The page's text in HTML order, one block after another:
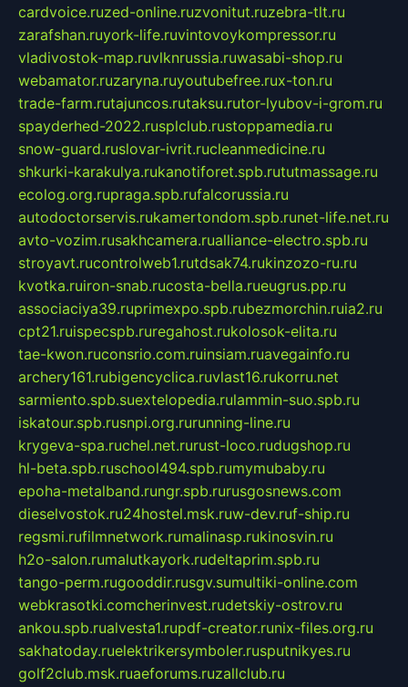
cardvoice.ruzed-online.ruzvonitut.ruzebra-tlt.ru
zarafshan.ruyork-life.ruvintovoykompressor.ru
vladivostok-map.ruvlknrussia.ruwasabi-shop.ru
webamator.ruzaryna.ruyoutubefree.rux-ton.ru
trade-farm.rutajuncos.rutaksu.rutor-lyubov-i-grom.ru
spayderhed-2022.rusplclub.rustoppamedia.ru
snow-guard.ruslovar-ivrit.rucleanmedicine.ru
shkurki-karakulya.rukanotiforet.spb.rututmassage.ru
ecolog.org.rupraga.spb.rufalcorussia.ru
autodoctorservis.rukamertondom.spb.runet-life.net.ru
avto-vozim.rusakhcamera.rualliance-electro.spb.ru
stroyavt.rucontrolweb1.rutdsak74.rukinzozo-ru.ru
kvotka.ruiron-snab.rucosta-bella.rueugrus.pp.ru
associaciya39.ruprimexpo.spb.rubezmorchin.ruia2.ru
cpt21.ruispecspb.ruregahost.rukolosok-elita.ru
tae-kwon.ruconsrio.com.ruinsiam.ruavegainfo.ru
archery161.rubigencyclica.ruvlast16.rukorru.net
sarmiento.spb.suextelopedia.rulammin-suo.spb.ru
iskatour.spb.rusnpi.org.rurunning-line.ru
krygeva-spa.ruchel.net.rurust-loco.rudugshop.ru
hl-beta.spb.ruschool494.spb.rumymubaby.ru
epoha-metalband.rungr.spb.rurusgosnews.com
dieselvostok.ru24hostel.msk.ruw-dev.ruf-ship.ru
regsmi.rufilmnetwork.rumalinasp.rukinosvin.ru
h2o-salon.rumalutkayork.rudeltaprim.spb.ru
tango-perm.rugooddir.rusgv.sumultiki-online.com
webkrasotki.comcherinvest.rudetskiy-ostrov.ru
ankou.spb.rualvesta1.rupdf-creator.runix-files.org.ru
sakhatoday.ruelektrikersymboler.rusputnikyes.ru
golf2club.msk.ruaeforums.ruzallclub.ru